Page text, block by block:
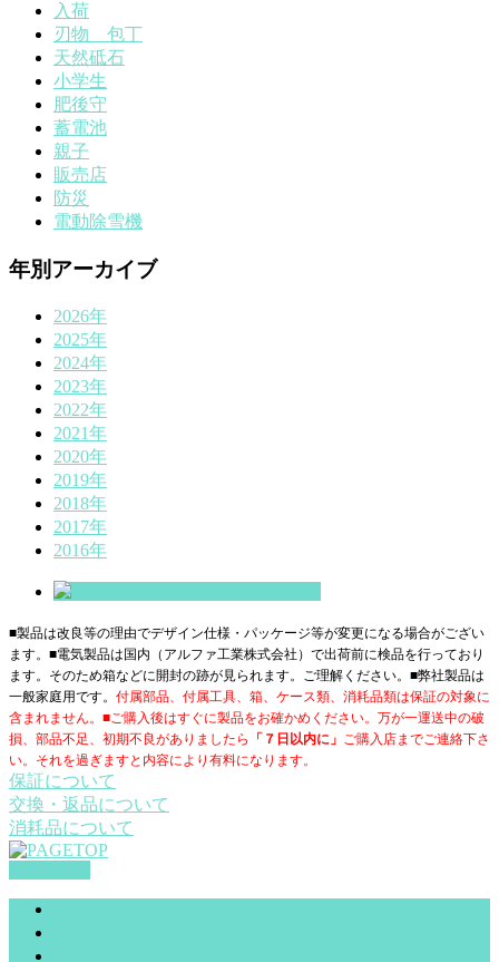
入荷
刃物 包丁
天然砥石
小学生
肥後守
蓄電池
親子
販売店
防災
電動除雪機
年別アーカイブ
2026年
2025年
2024年
2023年
2022年
2021年
2020年
2019年
2018年
2017年
2016年
■製品は改良等の理由でデザイン仕様・パッケージ等が変更になる場合がござい
ます。■電気製品は国内（アルファ工業株式会社）で出荷前に検品を行っており
ます。そのため箱などに開封の跡が見られます。ご理解ください。■弊社製品は
一般家庭用です。 付属部品、付属工具、箱、ケース類、消耗品類は保証の対象に
含まれません。■ご購入後はすぐに製品をお確かめください。万が一運送中の破
損、部品不足、初期不良がありましたら
「７日以内に」 ご購入店までご連絡下さ
い。それを過ぎますと内容により有料になります。
保証について
交換・返品について
消耗品について